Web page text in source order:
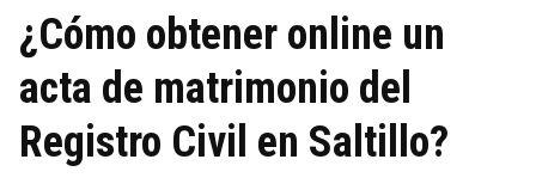
¿Cómo obtener online un
acta de matrimonio del
Registro Civil en Saltillo?